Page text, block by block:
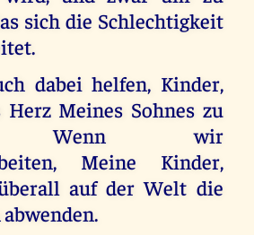
sich die Schlechtigkeit
dabei helfen, Kinder,
Meines Sohnes zu
Wenn wir
Meine Kinder,
auf der Welt die